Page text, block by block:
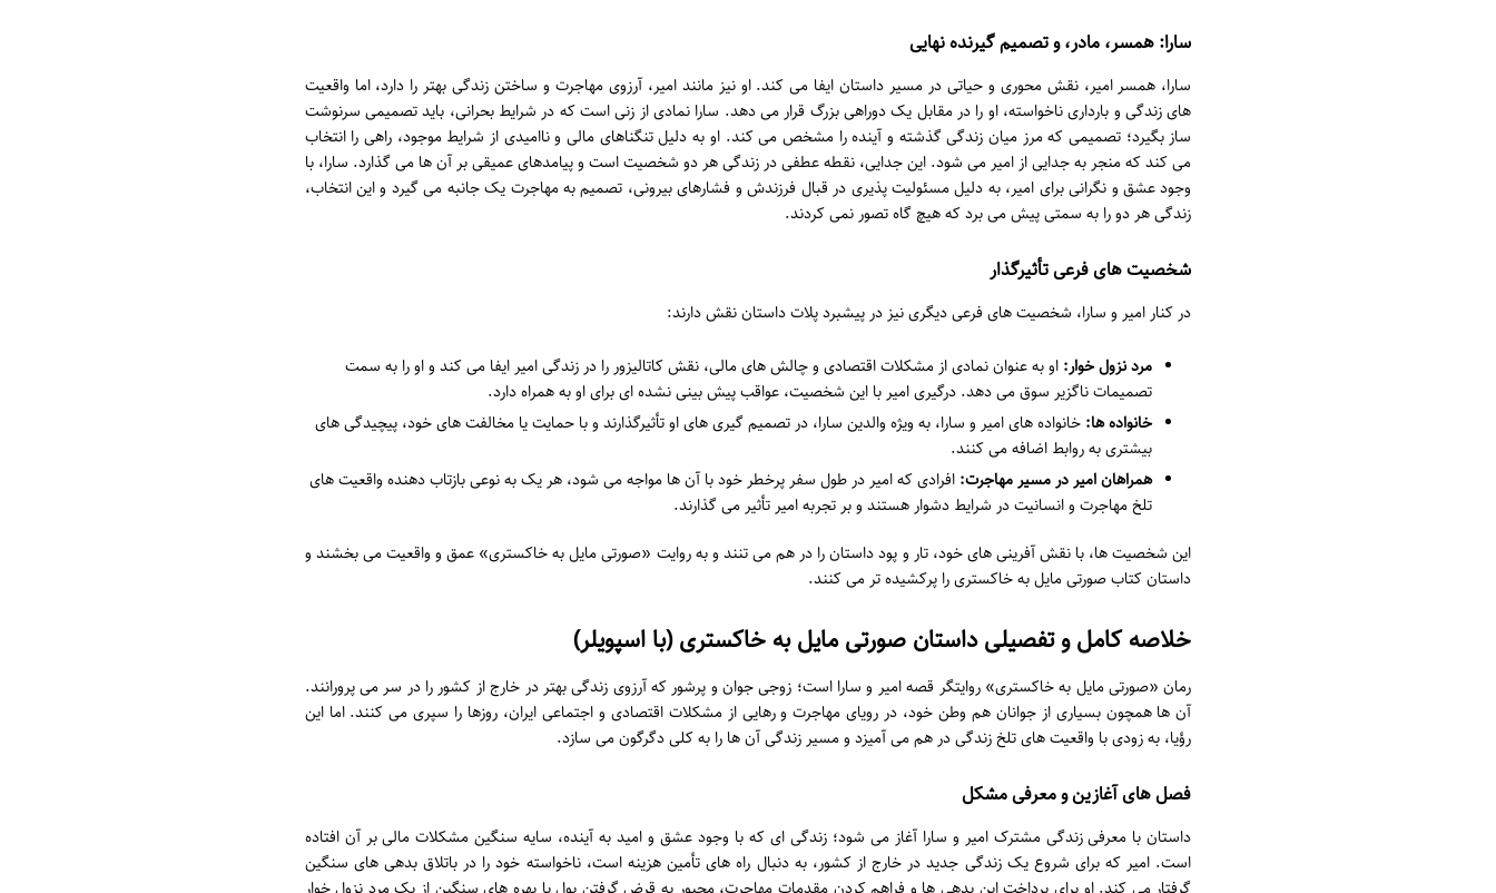
سارا: همسر، مادر، و تصمیم گیرنده نهایی
سارا، همسر امیر، نقش محوری و حیاتی در مسیر داستان ایفا می کند. او نیز مانند امیر، آرزوی مهاجرت و ساختن زندگی بهتر را دارد، اما واقعیت
های زندگی و بارداری ناخواسته، او را در مقابل یک دوراهی بزرگ قرار می دهد. سارا نمادی از زنی است که در شرایط بحرانی، باید تصمیمی سرنوشت
ساز بگیرد؛ تصمیمی که مرز میان زندگی گذشته و آینده را مشخص می کند. او به دلیل تنگناهای مالی و ناامیدی از شرایط موجود، راهی را انتخاب
می کند که منجر به جدایی از امیر می شود. این جدایی، نقطه عطفی در زندگی هر دو شخصیت است و پیامدهای عمیقی بر آن ها می گذارد. سارا، با
وجود عشق و نگرانی برای امیر، به دلیل مسئولیت پذیری در قبال فرزندش و فشارهای بیرونی، تصمیم به مهاجرت یک جانبه می گیرد و این انتخاب،
زندگی هر دو را به سمتی پیش می برد که هیچ گاه تصور نمی کردند.
شخصیت های فرعی تأثیرگذار
در کنار امیر و سارا، شخصیت های فرعی دیگری نیز در پیشبرد پلات داستان نقش دارند:
مرد نزول خوار: او به عنوان نمادی از مشکلات اقتصادی و چالش های مالی، نقش کاتالیزور را در زندگی امیر ایفا می کند و او را به سمت
تصمیمات ناگزیر سوق می دهد. درگیری امیر با این شخصیت، عواقب پیش بینی نشده ای برای او به همراه دارد.
خانواده ها: خانواده های امیر و سارا، به ویژه والدین سارا، در تصمیم گیری های او تأثیرگذارند و با حمایت یا مخالفت های خود، پیچیدگی های
بیشتری به روابط اضافه می کنند.
همراهان امیر در مسیر مهاجرت: افرادی که امیر در طول سفر پرخطر خود با آن ها مواجه می شود، هر یک به نوعی بازتاب دهنده واقعیت های
تلخ مهاجرت و انسانیت در شرایط دشوار هستند و بر تجربه امیر تأثیر می گذارند.
این شخصیت ها، با نقش آفرینی های خود، تار و پود داستان را در هم می تنند و به روایت «صورتی مایل به خاکستری» عمق و واقعیت می بخشند و
داستان کتاب صورتی مایل به خاکستری را پرکشیده تر می کنند.
خلاصه کامل و تفصیلی داستان صورتی مایل به خاکستری (با اسپویلر)
رمان «صورتی مایل به خاکستری» روایتگر قصه امیر و سارا است؛ زوجی جوان و پرشور که آرزوی زندگی بهتر در خارج از کشور را در سر می پرورانند.
آن ها همچون بسیاری از جوانان هم وطن خود، در رویای مهاجرت و رهایی از مشکلات اقتصادی و اجتماعی ایران، روزها را سپری می کنند. اما این
رؤیا، به زودی با واقعیت های تلخ زندگی در هم می آمیزد و مسیر زندگی آن ها را به کلی دگرگون می سازد.
فصل های آغازین و معرفی مشکل
داستان با معرفی زندگی مشترک امیر و سارا آغاز می شود؛ زندگی ای که با وجود عشق و امید به آینده، سایه سنگین مشکلات مالی بر آن افتاده
است. امیر که برای شروع یک زندگی جدید در خارج از کشور، به دنبال راه های تأمین هزینه است، ناخواسته خود را در باتلاق بدهی های سنگین